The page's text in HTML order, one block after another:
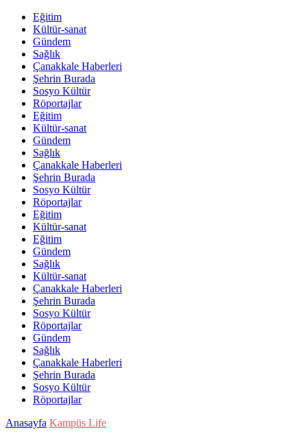
Eğitim
Kültür-sanat
Gündem
Sağlık
Çanakkale Haberleri
Şehrin Burada
Sosyo Kültür
Röportajlar
Eğitim
Kültür-sanat
Gündem
Sağlık
Çanakkale Haberleri
Şehrin Burada
Sosyo Kültür
Röportajlar
Eğitim
Kültür-sanat
Eğitim
Gündem
Sağlık
Kültür-sanat
Çanakkale Haberleri
Şehrin Burada
Sosyo Kültür
Röportajlar
Gündem
Sağlık
Çanakkale Haberleri
Şehrin Burada
Sosyo Kültür
Röportajlar
Anasayfa Kampüs Life